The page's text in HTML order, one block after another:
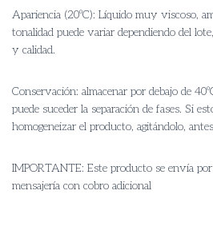
Apariencia (20ºC): Líquido muy viscoso,
tonalidad puede variar dependiendo del
y calidad.
Conservación: almacenar por debajo de
puede suceder la separación de fases. Si
homogeneizar el producto, agitándolo,
IMPORTANTE: Este producto se envía
mensajería con cobro adicional